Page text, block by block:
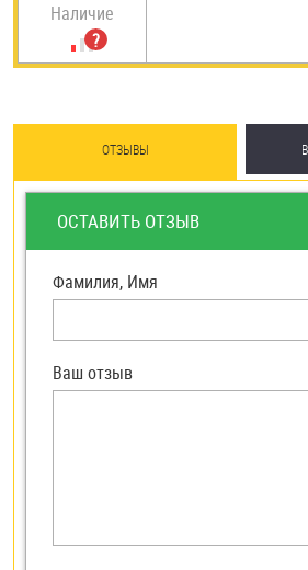
Наличие
ОТЗЫВЫ
ОСТАВИТЬ ОТЗЫВ
Фамилия, Имя
Ваш отзыв